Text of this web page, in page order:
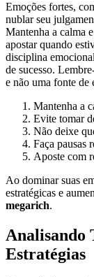
Emoções fortes,
nublar seu
Mantenha a calma
apostar quando
disciplina
de sucesso.
e não uma fonte de
Mantenha a
Evite tomar
Não deixe
Faça pausas
Aposte com
Ao dominar suas
estratégicas e
megarich.
Analisando
Estratégias